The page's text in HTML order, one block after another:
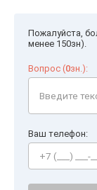
Пожалуйста,
менее 150зн).
Вопрос (0зн.):
Ваш телефон: